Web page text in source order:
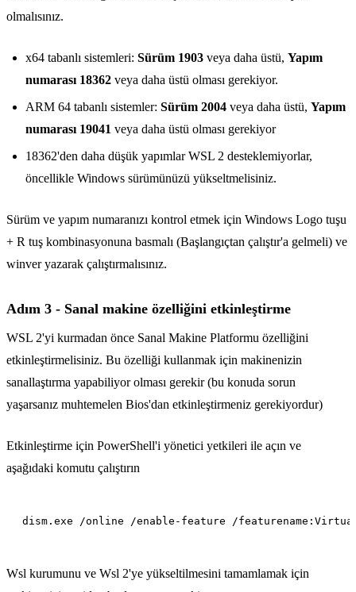
olmalısınız.
x64 tabanlı sistemleri: Sürüm 1903 veya daha üstü, Yapım
numarası 18362 veya daha üstü olması gerekiyor.
ARM 64 tabanlı sistemler: Sürüm 2004 veya daha üstü, Yapım
numarası 19041 veya daha üstü olması gerekiyor
18362'den daha düşük yapımlar WSL 2 desteklemiyorlar,
öncellikle Windows sürümünüzü yükseltmelisiniz.
Sürüm ve yapım numaranızı kontrol etmek için Windows Logo tuşu
+ R tuş kombinasyonuna basmalı (Başlangıçtan çalıştır'a gelmeli) ve
winver yazarak çalıştırmalısınız.
Adım 3 - Sanal makine özelliğini etkinleştirme
WSL 2'yi kurmadan önce Sanal Makine Platformu özelliğini
etkinleştirmelisiniz. Bu özelliği kullanmak için makinenizin
sanallaştırma yapabiliyor olması gerekir (bu konuda sorun
yaşarsanız muhtemelen Bios'dan etkinleştirmeniz gerekiyordur)
Etkinleştirme için PowerShell'i yönetici yetkileri ile açın ve
aşağıdaki komutu çalıştırın
Wsl kurumunu ve Wsl 2'ye yükseltilmesini tamamlamak için